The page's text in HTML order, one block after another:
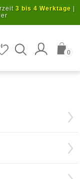
3 bis 4 Werktage
0